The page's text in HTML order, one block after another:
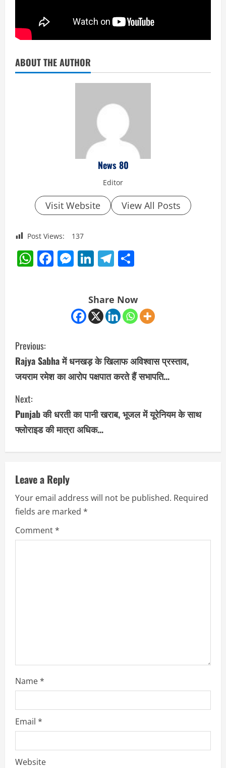
ABOUT THE AUTHOR
News 80
Editor
Visit Website View All Posts
Post Views: 137
WhatsApp
Facebook
Messenger
LinkedIn
Telegram
Share Now
C
o
n
t
i
n
e
R
e
Previous:
Rajya Sabha में धनखड़ के खिलाफ अविश्वास प्रस्ताव,
जयराम रमेश का आरोप पक्षपात करते हैं सभापति…
Next:
Punjab की धरती का पानी खराब, भूजल में यूरेनियम के साथ
फ्लोराइड की मात्रा अधिक…
Leave a Reply
Your email address will not be published. Required
fields are marked *
Comment*
Name*
Email *
Website